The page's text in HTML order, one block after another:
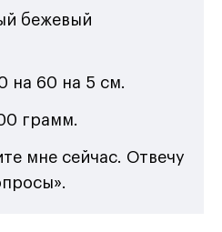
бежевый
на 60 на 5 см.
грамм.
мне сейчас. Отвечу